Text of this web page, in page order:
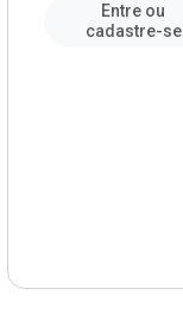
Entre ou
cadastre-se